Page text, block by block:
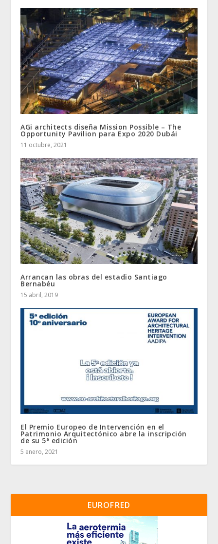
AGi architects diseña Mission Possible – The
Opportunity Pavilion para Expo 2020 Dubái
11 octubre, 2021
Arrancan las obras del estadio Santiago
Bernabéu
15 abril, 2019
El Premio Europeo de Intervención en el
Patrimonio Arquitectónico abre la inscripción
de su 5ª edición
5 enero, 2021
EUROFRED